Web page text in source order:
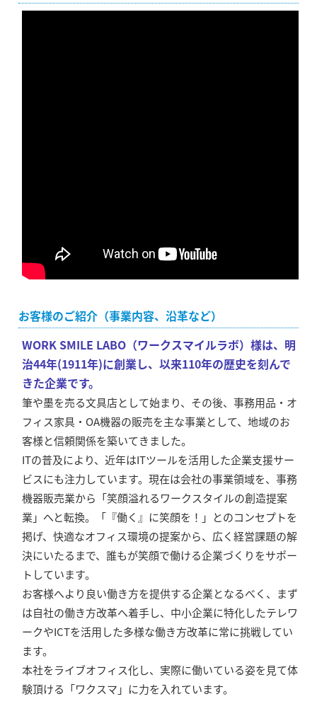
お客様のご紹介（事業内容、沿革など）
WORK SMILE LABO（ワークスマイルラボ）様は、明
治44年(1911年)に創業し、以来110年の歴史を刻んで
きた企業です。
筆や墨を売る文具店として始まり、その後、事務用品・オ
フィス家具・OA機器の販売を主な事業として、地域のお
客様と信頼関係を築いてきました。
ITの普及により、近年はITツールを活用した企業支援サー
ビスにも注力しています。現在は会社の事業領域を、事務
機器販売業から「笑顔溢れるワークスタイルの創造提案
業」へと転換。「『働く』に笑顔を！」とのコンセプトを
掲げ、快適なオフィス環境の提案から、広く経営課題の解
決にいたるまで、誰もが笑顔で働ける企業づくりをサポー
トしています。
お客様へより良い働き方を提供する企業となるべく、まず
は自社の働き方改革へ着手し、中小企業に特化したテレワ
ークやICTを活用した多様な働き方改革に常に挑戦してい
ます。
本社をライブオフィス化し、実際に働いている姿を見て体
験頂ける「ワクスマ」に力を入れています。